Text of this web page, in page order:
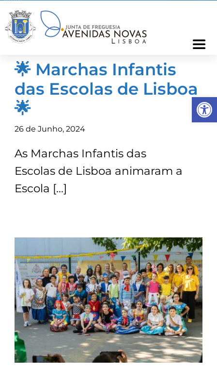
content
Freguesia
Cartão Freguês
Informações
Notícias
TRANSPARÊNCIA
🌟 Marchas Infantis
das Escolas de Lisboa
🌟
26 de Junho, 2024
As Marchas Infantis das
Escolas de Lisboa animaram a
Escola […]